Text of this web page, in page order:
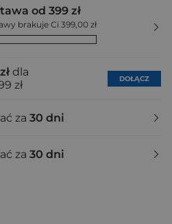
od 399 zł
brakuje Ci 399,00 zł
dla
zł
DOŁĄCZ
za 30 dni
za 30 dni